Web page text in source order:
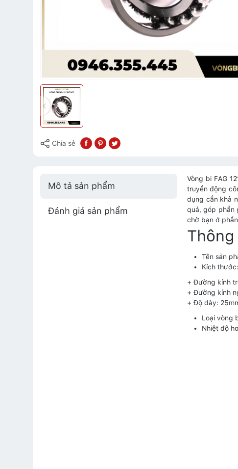
Chia sẻ
Mô tả sản phẩm
Đánh giá sản phẩm
Vòng bi FAG
truyền động
dụng cần khả
quả, góp phần
chờ bạn ở
Thông
Tên sản
Kích thước:
+ Đường kính
+ Đường kính
+ Độ dày:
Loại vòng
Nhiệt độ